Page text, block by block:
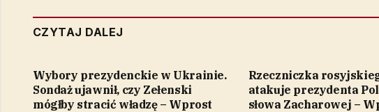
CZYTAJ DALEJ
Wybory prezydenckie w Ukrainie.
Sondaż ujawnił, czy Zełenski
mógłby stracić władzę – Wprost
Rzeczniczka
atakuje prezydenta
słowa Zacharowej –